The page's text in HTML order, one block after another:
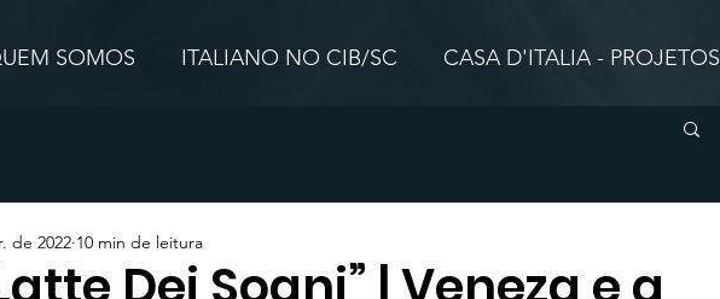
SOMOS ITALIANO NO CIB/SC CASA D'ITALIA - PROJETOS
de 2022 10 min de leitura